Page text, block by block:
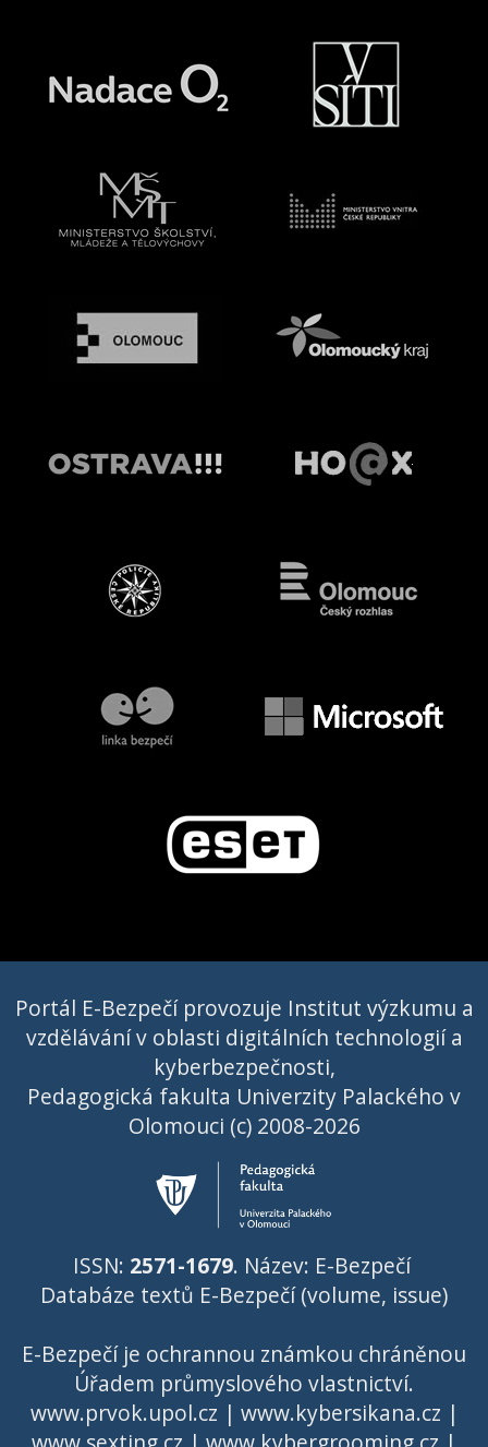
Portál E-Bezpečí provozuje Institut výzkumu a
vzdělávání v oblasti digitálních technologií a
kyberbezpečnosti,
Pedagogická fakulta Univerzity Palackého v
Olomouci (c) 2008-2026
ISSN: 2571-1679. Název: E-Bezpečí
Databáze textů E-Bezpečí (volume, issue)
E-Bezpečí je ochrannou známkou chráněnou
Úřadem průmyslového vlastnictví.
www.prvok.upol.cz | www.kybersikana.cz |